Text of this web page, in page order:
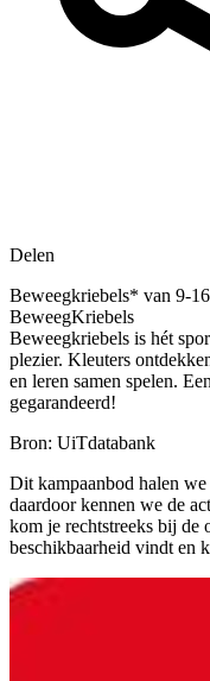
Delen
Beweegkriebels* van 9-
BeweegKriebels
Beweegkriebels is hét
plezier. Kleuters
en leren samen spelen.
gegarandeerd!
Bron: UiTdatabank
Dit kampaanbod halen
daardoor kennen we de
kom je rechtstreeks bij de
beschikbaarheid vindt en